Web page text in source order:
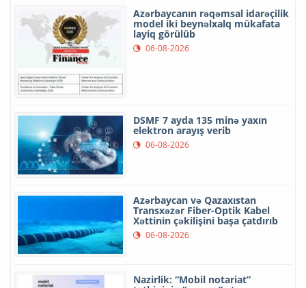
Azərbaycanın rəqəmsal idarəçilik
model iki beynəlxalq mükafata
layiq görülüb
06-08-2026
DSMF 7 ayda 135 minə yaxın
elektron arayış verib
06-08-2026
Azərbaycan və Qazaxıstan
Transxəzər Fiber-Optik Kabel
Xəttinin çəkilişini başa çatdırıb
06-08-2026
Nazirlik: “Mobil notariat”